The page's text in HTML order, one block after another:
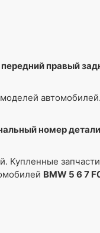
передний правый
номер
Купленные
BMW 5 6 7